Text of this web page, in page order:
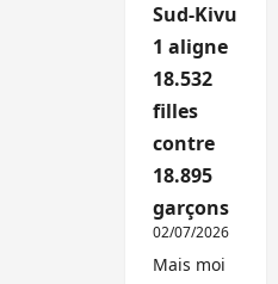
Sud-Kivu
1 aligne
18.532
filles
contre
18.895
garçons
02/07/2026
Mais moi